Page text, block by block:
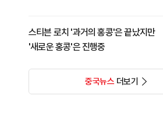
스티븐 로치 '과거의 홍콩'은 끝났지만
'새로운 홍콩'은 진행중
중국뉴스더보기